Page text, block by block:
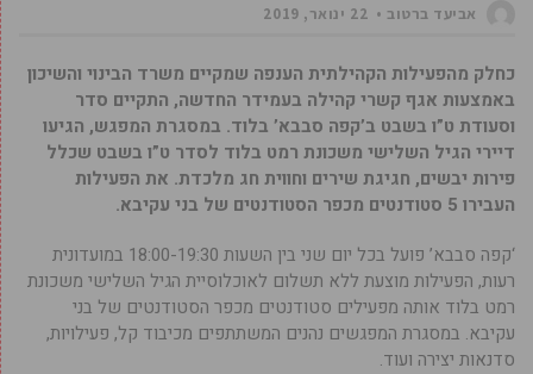
אביעד ברטוב 22 ינואר, 2019
כחלק מהפעילות הקהילתית הענפה שמקיים משרד הבינוי והשיכון
באמצעות אגף קשרי קהילה בעמידר החדשה, התקיים סדר
וסעודת ט”ו בשבט ב’קפה סבבא’ בלוד. במסגרת המפגש, הגיעו
דיירי הגיל השלישי משכונת רמט בלוד לסדר ט”ו בשבט שכלל
פירות יבשים, חגיגת שירים וחווית חג מלכדת. את הפעילות
העבירו 5 סטודנטים מכפר הסטודנטים של בני עקיבא.
‘קפה סבבא’ פועל בכל יום שני בין השעות 18:00-19:30 במועדונית
רעות, הפעילות מוצעת ללא תשלום לאוכלוסיית הגיל השלישי משכונת
רמט בלוד אותה מפעילים סטודנטים מכפר הסטודנטים של בני
עקיבא. במסגרת המפגשים נהנים המשתתפים מכיבוד קל, פעילויות,
סדנאות יצירה ועוד.